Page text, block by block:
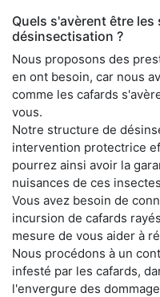
Quels s'avèrent être
désinsectisation ?
Nous proposons des
en ont besoin, car nous
comme les cafards
vous.
Notre structure de
intervention protectrice
pourrez ainsi avoir la
nuisances de ces
Vous avez besoin de
incursion de cafards
mesure de vous aider à
Nous procédons à un
infesté par les cafards,
l'envergure des